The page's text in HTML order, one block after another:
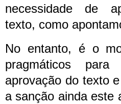
necessidade de
texto, como
No entanto, é o
pragmáticos para
aprovação do texto
a sanção ainda este